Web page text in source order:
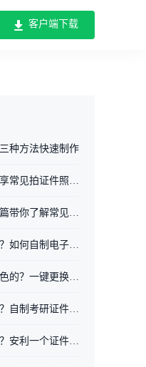
客户端下载
种方法快速制作
证件照可以戴眼镜吗？分享常见拍证件照要求
证件照的要求有哪些？一篇带你了解常见的证件照要求
小学生证件照要求是什么？如何自制电子证件照
小学生证件照都是什么底色的？一键更换证件照底色
考研证件照要求穿正装吗？自制考研证件照的步骤分享
考研证件照要求什么像素？安利一个证件照工具